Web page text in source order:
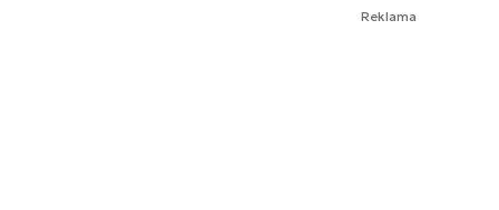
Reklama